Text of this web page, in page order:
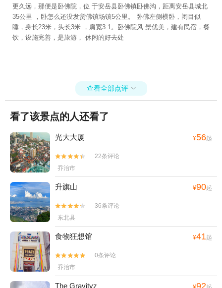
更久远，那便是卧佛院，位 于安岳县卧佛镇卧佛沟，距离安岳县城北
35公里 ，卧怎么还没发货佛镇场镇5公里。 卧佛左侧横卧，闭目似
睡，身长23米，头长3米 ，肩宽3.1。卧佛院风 景优美，建有民宿，餐
饮，设施完善，是旅游， 休闲的好去处
查看全部点评
看了该景点的人还看了
光大大厦


升旗山


食物狂想馆

 0条评论